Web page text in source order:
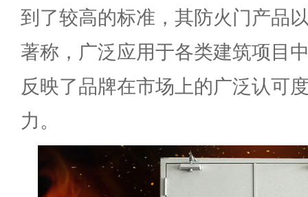
到了较高的标准，其防火门产品
著称，广泛应用于各类建筑项目
反映了品牌在市场上的广泛认可
力。